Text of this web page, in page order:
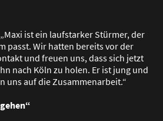
ist ein laufstarker Stürmer, der
passt. Wir hatten bereits vor der
und freuen uns, dass sich jetzt
nach Köln zu holen. Er ist jung und
uns auf die Zusammenarbeit.“